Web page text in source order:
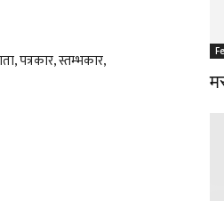
पत्रकार, स्तम्भकार,